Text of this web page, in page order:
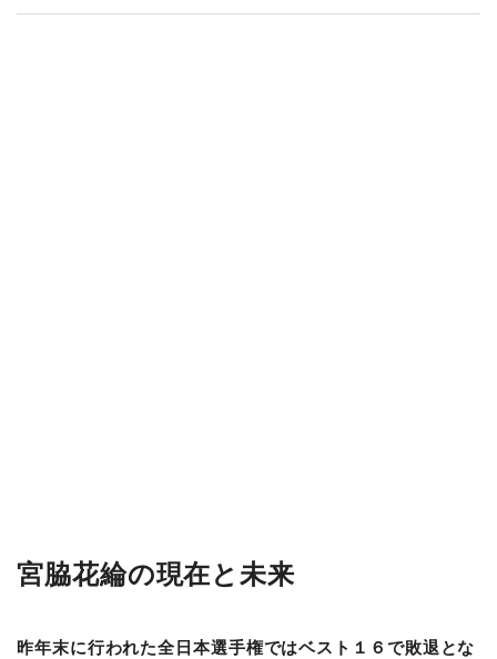
宮脇花綸の現在と未来
昨年末に行われた全日本選手権ではベスト１６で敗退とな